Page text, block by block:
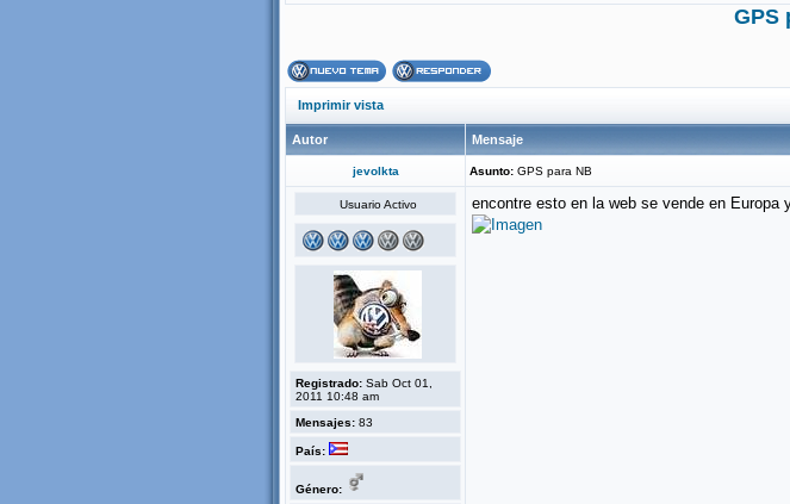
GPS
Imprimir vista
Autor Mensaje
jevolkta Asunto: GPS para NB
Usuario Activo
Registrado: Sab Oct 01,
2011 10:48 am
Mensajes: 83
País:
Género:
encontre esto en la web se vende en Europa